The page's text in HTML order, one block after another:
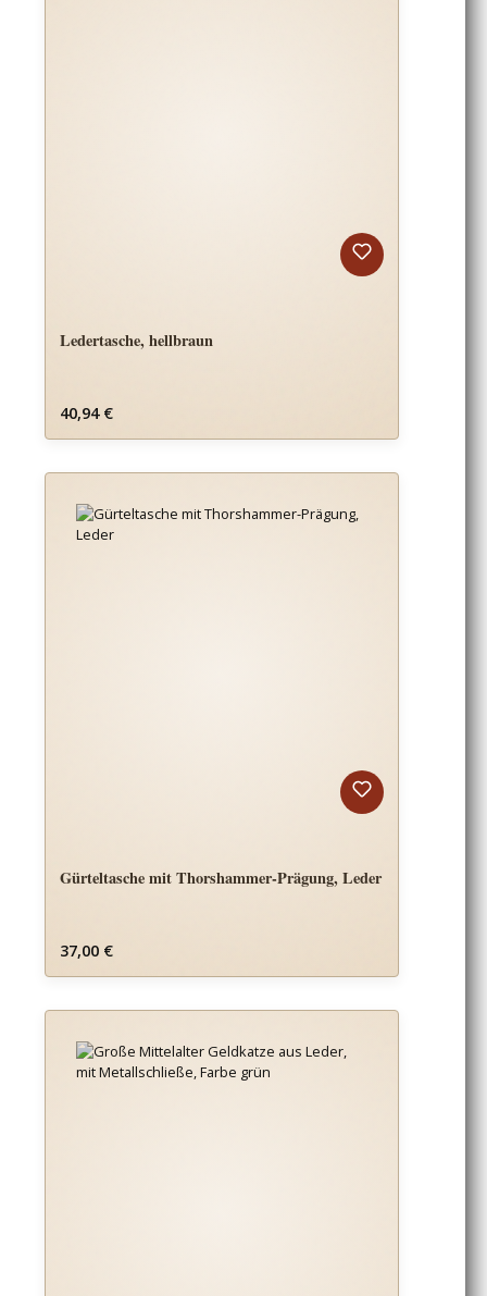
Ledertasche, hellbraun
Regulärer Preis:
40,94 €
Gürteltasche mit Thorshammer-Prägung, Leder
Regulärer Preis:
37,00 €